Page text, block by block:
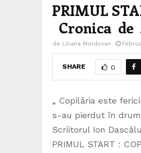
PRIMUL
Cronica de
de Liliana Moldovan
SHARE 0
„ Copilăria este
s-au pierdut în
Scriitorul Ion
PRIMUL START :